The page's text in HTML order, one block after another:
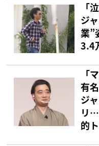
「
ジ
業”
3.4
「
有
ジ
リ
的